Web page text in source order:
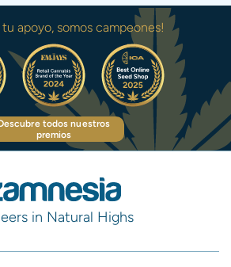
tu apoyo, somos campeones!
todos nuestros
premios
in Natural Highs